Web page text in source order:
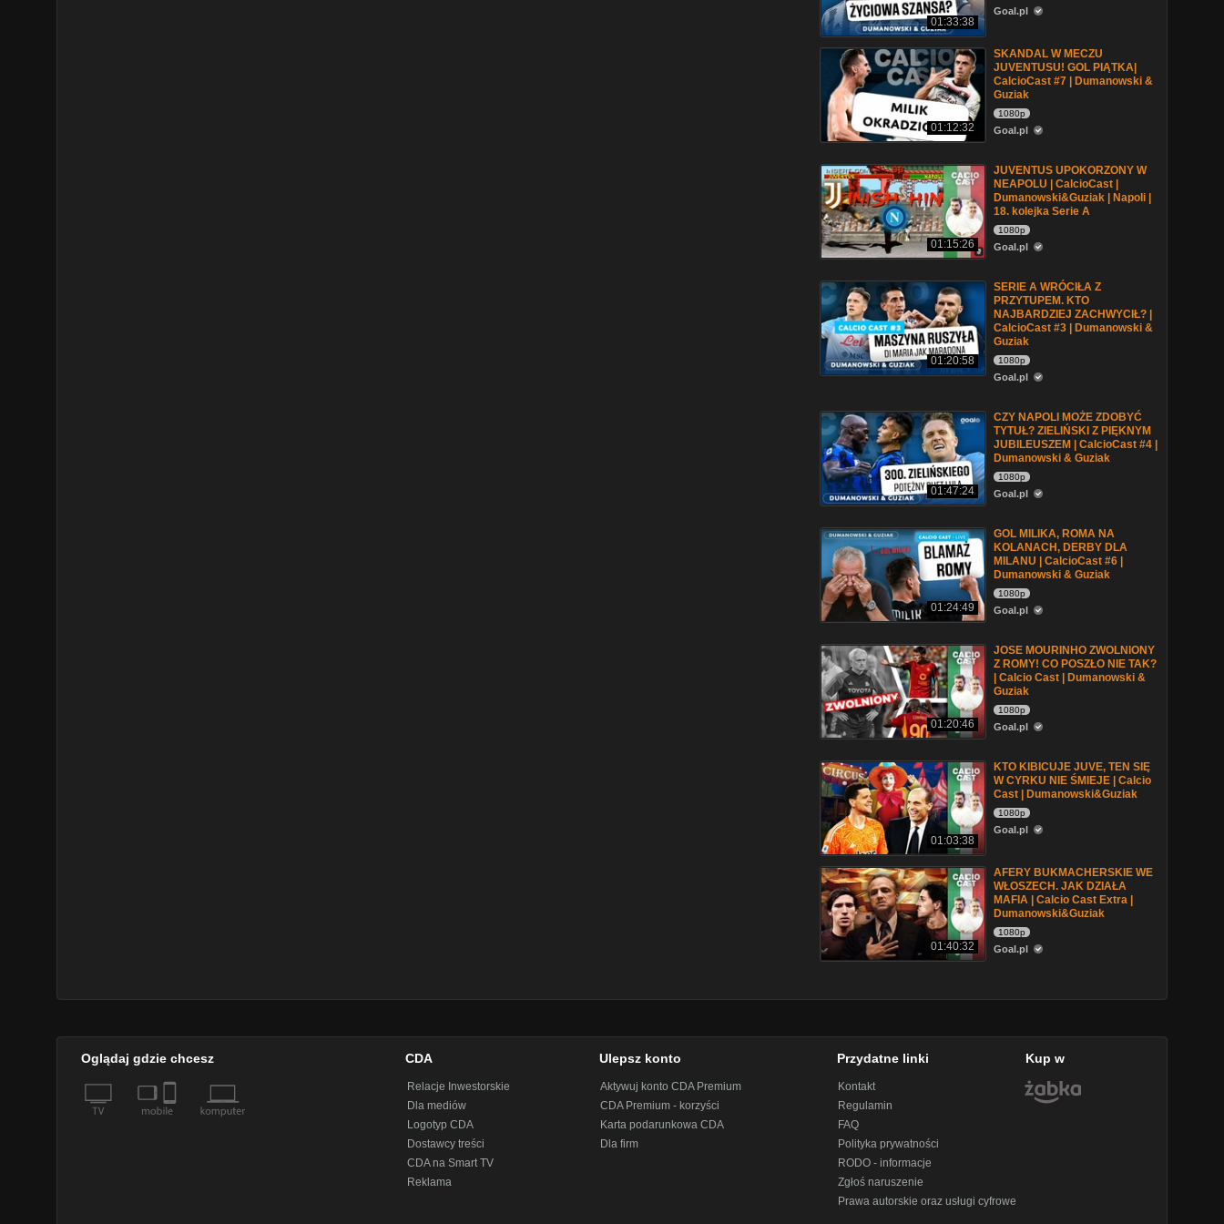
01:33:38
Goal.pl
01:12:32
SKANDAL W MECZU
JUVENTUSU! GOL PIĄTKA|
CalcioCast #7 | Dumanowski &
Guziak
1080p
Goal.pl
01:15:26
JUVENTUS UPOKORZONY W
NEAPOLU | CalcioCast |
Dumanowski&Guziak | Napoli |
18. kolejka Serie A
1080p
Goal.pl
01:20:58
SERIE A WRÓCIŁA Z
PRZYTUPEM. KTO
NAJBARDZIEJ ZACHWYCIŁ? |
CalcioCast #3 | Dumanowski &
Guziak
1080p
Goal.pl
01:47:24
CZY NAPOLI MOŻE ZDOBYĆ
TYTUŁ? ZIELIŃSKI Z PIĘKNYM
JUBILEUSZEM | CalcioCast #4 |
Dumanowski & Guziak
1080p
Goal.pl
01:24:49
GOL MILIKA, ROMA NA
KOLANACH, DERBY DLA
MILANU | CalcioCast #6 |
Dumanowski & Guziak
1080p
Goal.pl
01:20:46
JOSE MOURINHO ZWOLNIONY
Z ROMY! CO POSZŁO NIE TAK?
| Calcio Cast | Dumanowski &
Guziak
1080p
Goal.pl
01:03:38
KTO KIBICUJE JUVE, TEN SIĘ
W CYRKU NIE ŚMIEJE | Calcio
Cast | Dumanowski&Guziak
1080p
Goal.pl
01:40:32
AFERY BUKMACHERSKIE WE
WŁOSZECH. JAK DZIAŁA
MAFIA | Calcio Cast Extra |
Dumanowski&Guziak
1080p
Goal.pl
Oglądaj gdzie chcesz CDA
Relacje Inwestorskie
Dla mediów
Logotyp CDA
Dostawcy treści
CDA na Smart TV
Reklama
Ulepsz konto
Aktywuj konto CDA Premium
CDA Premium - korzyści
Karta podarunkowa CDA
Dla firm
Przydatne linki
Kontakt
Regulamin
FAQ
Polityka prywatności
RODO - informacje
Zgłoś naruszenie
Prawa autorskie oraz usługi cyfrowe
Kup w